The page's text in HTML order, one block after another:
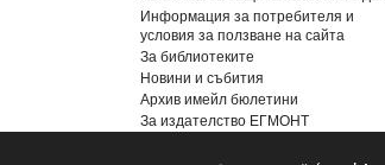
Информация за потребителя и
условия за ползване на сайта
За библиотеките
Новини и събития
Архив имейл бюлетини
За издателство ЕГМОНТ